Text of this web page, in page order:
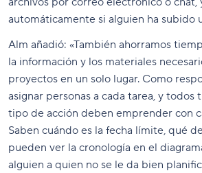
automáticamente si alguien ha subido
Alm añadió: «También ahorramos
la información y los materiales
proyectos en un solo lugar. Como
asignar personas a cada tarea, y todos
tipo de acción deben emprender con
Saben cuándo es la fecha límite, qué
pueden ver la cronología en el
alguien a quien no se le da bien